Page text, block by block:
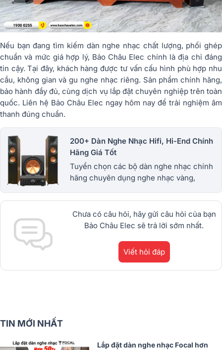
Nếu bạn đang tìm kiếm dàn nghe nhạc chất lượng, phối ghép
chuẩn và mức giá hợp lý, Bảo Châu Elec chính là địa chỉ đáng
tin cậy. Tại đây, khách hàng được tư vấn cấu hình phù hợp nhu
cầu, không gian và gu nghe nhạc riêng. Sản phẩm chính hãng,
bảo hành đầy đủ, cùng dịch vụ lắp đặt chuyên nghiệp trên toàn
quốc. Liên hệ Bảo Châu Elec ngay hôm nay để trải nghiệm âm
thanh đúng chuẩn.
200+ Dàn Nghe Nhạc Hifi, Hi-End Chính
Hãng Giá Tốt
Tuyển chọn các bộ dàn nghe nhạc chính
hãng chuyên dụng nghe nhạc vàng,
hiện nay. Đa dạng mẫu mã: JBL, B&W,
Tannoy...
Chưa có câu hỏi, hãy gửi câu hỏi của bạn
Bảo Châu Elec sẽ trả lời sớm nhất.
Viết hỏi đáp
TIN MỚI NHẤT
Lắp đặt dàn nghe nhạc Focal hơn